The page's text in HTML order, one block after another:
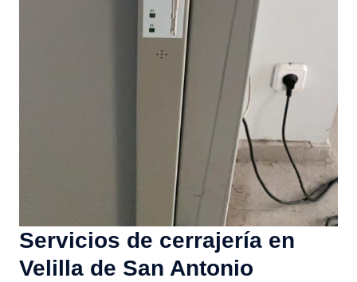
Servicios de cerrajería en
Velilla de San Antonio